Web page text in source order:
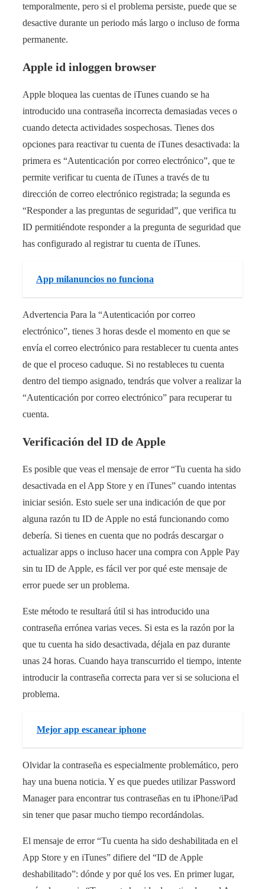
temporalmente, pero si el problema persiste, puede que se
desactive durante un periodo más largo o incluso de forma
permanente.
Apple id inloggen browser
Apple bloquea las cuentas de iTunes cuando se ha
introducido una contraseña incorrecta demasiadas veces o
cuando detecta actividades sospechosas. Tienes dos
opciones para reactivar tu cuenta de iTunes desactivada: la
primera es “Autenticación por correo electrónico”, que te
permite verificar tu cuenta de iTunes a través de tu
dirección de correo electrónico registrada; la segunda es
“Responder a las preguntas de seguridad”, que verifica tu
ID permitiéndote responder a la pregunta de seguridad que
has configurado al registrar tu cuenta de iTunes.
App milanuncios no funciona
Advertencia Para la “Autenticación por correo
electrónico”, tienes 3 horas desde el momento en que se
envía el correo electrónico para restablecer tu cuenta antes
de que el proceso caduque. Si no restableces tu cuenta
dentro del tiempo asignado, tendrás que volver a realizar la
“Autenticación por correo electrónico” para recuperar tu
cuenta.
Verificación del ID de Apple
Es posible que veas el mensaje de error “Tu cuenta ha sido
desactivada en el App Store y en iTunes” cuando intentas
iniciar sesión. Esto suele ser una indicación de que por
alguna razón tu ID de Apple no está funcionando como
debería. Si tienes en cuenta que no podrás descargar o
actualizar apps o incluso hacer una compra con Apple Pay
sin tu ID de Apple, es fácil ver por qué este mensaje de
error puede ser un problema.
Este método te resultará útil si has introducido una
contraseña errónea varias veces. Si esta es la razón por la
que tu cuenta ha sido desactivada, déjala en paz durante
unas 24 horas. Cuando haya transcurrido el tiempo, intente
introducir la contraseña correcta para ver si se soluciona el
problema.
Mejor app escanear iphone
Olvidar la contraseña es especialmente problemático, pero
hay una buena noticia. Y es que puedes utilizar Password
Manager para encontrar tus contraseñas en tu iPhone/iPad
sin tener que pasar mucho tiempo recordándolas.
El mensaje de error “Tu cuenta ha sido deshabilitada en el
App Store y en iTunes” difiere del “ID de Apple
deshabilitado”: dónde y por qué los ves. En primer lugar,